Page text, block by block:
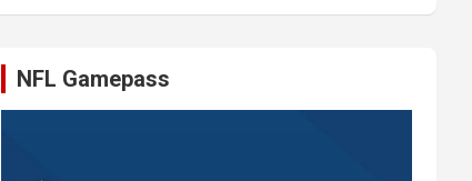
NFL Gamepass